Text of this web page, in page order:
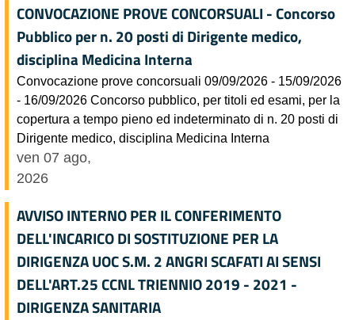
CONVOCAZIONE PROVE CONCORSUALI - Concorso
Pubblico per n. 20 posti di Dirigente medico,
disciplina Medicina Interna
Convocazione prove concorsuali 09/09/2026 - 15/09/2026
- 16/09/2026 Concorso pubblico, per titoli ed esami, per la
copertura a tempo pieno ed indeterminato di n. 20 posti di
Dirigente medico, disciplina Medicina Interna
ven 07 ago,
2026
AVVISO INTERNO PER IL CONFERIMENTO
DELL'INCARICO DI SOSTITUZIONE PER LA
DIRIGENZA UOC S.M. 2 ANGRI SCAFATI AI SENSI
DELL'ART.25 CCNL TRIENNIO 2019 - 2021 -
DIRIGENZA SANITARIA